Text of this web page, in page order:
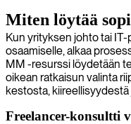
Miten löytää
Kun yrityksen johto tai
osaamiselle, alkaa
MM -resurssi löydetään
oikean ratkaisun valinta
kestosta, kiireellisyydestä
Freelancer-konsultti